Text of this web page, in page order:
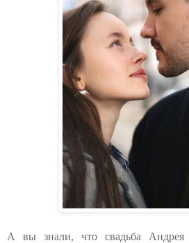
А вы знали, что свадьба